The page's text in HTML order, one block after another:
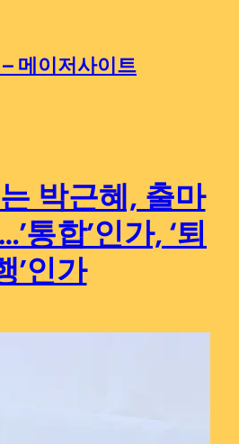
메이저사이트
박근혜, 출마
통합’인가, ‘퇴
’인가